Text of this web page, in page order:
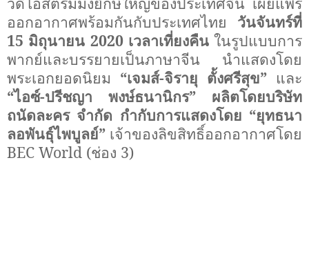
ออกอากาศพร้อมกันกับประเทศไทย วันจันทร์ที่
15 มิถุนายน 2020 เวลาเที่ยงคืนในรูปแบบการ
พากย์และบรรยายเป็นภาษาจีน นำแสดงโดย
พระเอกยอดนิยม “เจมส์-จิรายุ ตั้งศรีสุข” และ
“ไอซ์-ปรีชญา พงษ์ธนานิกร”
ผลิตโดยบริษัท
ถนัดละคร จํากัด กำกับการแสดงโดย “ยุทธนา
ลอพันธุ์ไพบูลย์” เจ้าของลิขสิทธิ์ออกอากาศโดย
BEC World (ช่อง 3)